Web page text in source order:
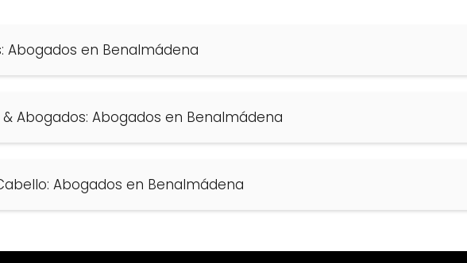
Abogados en Benalmádena
Abogados: Abogados en Benalmádena
Abogados en Benalmádena